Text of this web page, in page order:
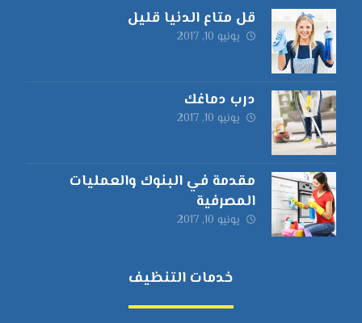
قل متاع الدنيا قليل
يونيو 10, 2017
درب دماغك
يونيو 10, 2017
مقدمة في البنوك والعمليات
المصرفية
يونيو 10, 2017
خدمات التنظيف